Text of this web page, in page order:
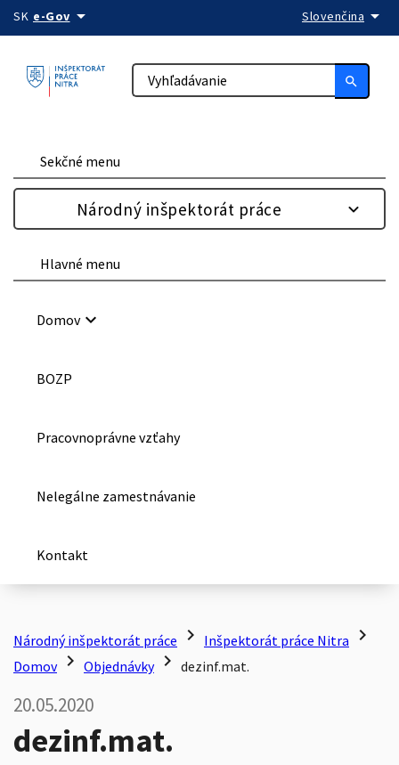
Preskočiť na obsah
SK e-Govarrow_drop_down Slovenčina arrow_drop_down
search
Sekčné menu
Národný inšpektorát práce
Hlavné menu
Domovkeyboard_arrow_down
BOZP
Pracovnoprávne vzťahy
Nelegálne zamestnávanie
Kontakt
Národný inšpektorát práce chevron_right Inšpektorát práce Nitra chevron_right
Domov chevron_right Objednávky chevron_right dezinf.mat.
20.05.2020
dezinf.mat.